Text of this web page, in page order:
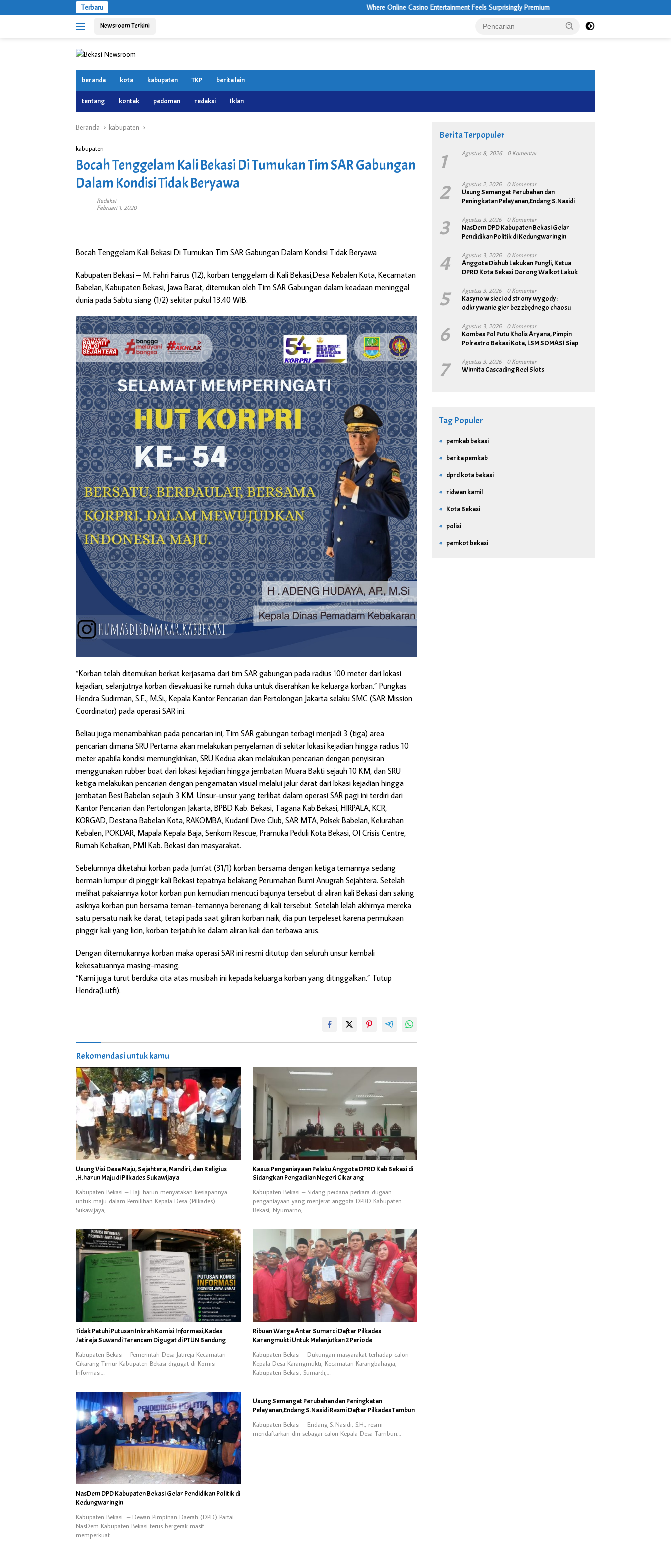
ke
Terbaru Where Online Casino Entertainment Feels Surprisingly Premium
Newsroom Terkini
beranda kota kabupaten TKP berita lain
tentang kontak pedoman redaksi Iklan
Beranda kabupaten
kabupaten
Bocah Tenggelam Kali Bekasi Di Tumukan Tim SAR Gabungan
Dalam Kondisi Tidak Beryawa
Redaksi
Februari 1, 2020
Bocah Tenggelam Kali Bekasi Di Tumukan Tim SAR Gabungan Dalam Kondisi Tidak Beryawa
Kabupaten Bekasi – M. Fahri Fairus (12), korban tenggelam di Kali Bekasi,Desa Kebalen Kota, Kecamatan
Babelan, Kabupaten Bekasi, Jawa Barat, ditemukan oleh Tim SAR Gabungan dalam keadaan meninggal
dunia pada Sabtu siang (1/2) sekitar pukul 13.40 WIB.
“Korban telah ditemukan berkat kerjasama dari tim SAR gabungan pada radius 100 meter dari lokasi
kejadian, selanjutnya korban dievakuasi ke rumah duka untuk diserahkan ke keluarga korban.” Pungkas
Hendra Sudirman, S.E., M.Si., Kepala Kantor Pencarian dan Pertolongan Jakarta selaku SMC (SAR Mission
Coordinator) pada operasi SAR ini.
Beliau juga menambahkan pada pencarian ini, Tim SAR gabungan terbagi menjadi 3 (tiga) area
pencarian dimana SRU Pertama akan melakukan penyelaman di sekitar lokasi kejadian hingga radius 10
meter apabila kondisi memungkinkan, SRU Kedua akan melakukan pencarian dengan penyisiran
menggunakan rubber boat dari lokasi kejadian hingga jembatan Muara Bakti sejauh 10 KM, dan SRU
ketiga melakukan pencarian dengan pengamatan visual melalui jalur darat dari lokasi kejadian hingga
jembatan Besi Babelan sejauh 3 KM. Unsur-unsur yang terlibat dalam operasi SAR pagi ini terdiri dari
Kantor Pencarian dan Pertolongan Jakarta, BPBD Kab. Bekasi, Tagana Kab.Bekasi, HIRPALA, KCR,
KORGAD, Destana Babelan Kota, RAKOMBA, Kudanil Dive Club, SAR MTA, Polsek Babelan, Kelurahan
Kebalen, POKDAR, Mapala Kepala Baja, Senkom Rescue, Pramuka Peduli Kota Bekasi, OI Crisis Centre,
Rumah Kebaikan, PMI Kab. Bekasi dan masyarakat.
Sebelumnya diketahui korban pada Jum’at (31/1) korban bersama dengan ketiga temannya sedang
bermain lumpur di pinggir kali Bekasi tepatnya belakang Perumahan Bumi Anugrah Sejahtera. Setelah
melihat pakaiannya kotor korban pun kemudian mencuci bajunya tersebut di aliran kali Bekasi dan saking
asiknya korban pun bersama teman-temannya berenang di kali tersebut. Setelah lelah akhirnya mereka
satu persatu naik ke darat, tetapi pada saat giliran korban naik, dia pun terpeleset karena permukaan
pinggir kali yang licin, korban terjatuh ke dalam aliran kali dan terbawa arus.
Dengan ditemukannya korban maka operasi SAR ini resmi ditutup dan seluruh unsur kembali
kekesatuannya masing-masing.
“Kami juga turut berduka cita atas musibah ini kepada keluarga korban yang ditinggalkan.” Tutup
Hendra(Lutfi).
Rekomendasi untuk kamu
Usung Visi Desa Maju, Sejahtera, Mandiri, dan Religius
,H.harun Maju di Pilkades Sukawijaya
Kabupaten Bekasi – Haji harun menyatakan kesiapannya
untuk maju dalam Pemilihan Kepala Desa (Pilkades)
Sukawijaya,…
Kasus Penganiayaan Pelaku Anggota DPRD Kab Bekasi di
Sidangkan Pengadilan Negeri Cikarang
Kabupaten Bekasi – Sidang perdana perkara dugaan
penganiayaan yang menjerat anggota DPRD Kabupaten
Bekasi, Nyumarno,…
Tidak Patuhi Putusan Inkrah Komisi Informasi,Kades
Jatireja Suwandi Terancam Digugat di PTUN Bandung
Kabupaten Bekasi – Pemerintah Desa Jatireja Kecamatan
Cikarang Timur Kabupaten Bekasi digugat di Komisi
Informasi…
Ribuan Warga Antar Sumardi Daftar Pilkades
Karangmukti Untuk Melanjutkan 2 Periode
Kabupaten Bekasi – Dukungan masyarakat terhadap calon
Kepala Desa Karangmukti, Kecamatan Karangbahagia,
Kabupaten Bekasi, Sumardi,…
NasDem DPD Kabupaten Bekasi Gelar Pendidikan Politik di
Kedungwaringin
Kabupaten Bekasi – Dewan Pimpinan Daerah (DPD) Partai
NasDem Kabupaten Bekasi terus bergerak masif
memperkuat…
Usung Semangat Perubahan dan Peningkatan
Pelayanan,Endang S.Nasidi Resmi Daftar Pilkades Tambun
Kabupaten Bekasi – Endang S. Nasidi, S.H., resmi
mendaftarkan diri sebagai calon Kepala Desa Tambun…
Berita Terpopuler
1 Agustus 8, 2026 0 Komentar
2 Agustus 2, 2026 0 Komentar
Usung Semangat Perubahan dan
Peningkatan Pelayanan,Endang S.Nasidi
3 Agustus 3, 2026 0 Komentar
NasDem DPD Kabupaten Bekasi Gelar
Pendidikan Politik di Kedungwaringin
4 Agustus 3, 2026 0 Komentar
Anggota Dishub Lakukan Pungli, Ketua
DPRD Kota Bekasi Dorong Walkot Lakukan
5 Agustus 3, 2026 0 Komentar
Kasyno w sieci od strony wygody:
odkrywanie gier bez zbędnego chaosu
6 Agustus 3, 2026 0 Komentar
Kombes Pol Putu Kholis Aryana, Pimpin
Polrestro Bekasi Kota, LSM SOMASI Siap
7 Agustus 3, 2026 0 Komentar
Winnita Cascading Reel Slots
Tag Populer
pemkab bekasi
berita pemkab
dprd kota bekasi
ridwan kamil
Kota Bekasi
polisi
pemkot bekasi